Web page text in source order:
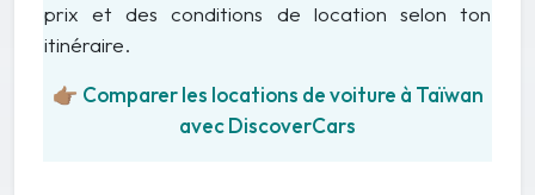
prix et des conditions de location selon ton
itinéraire.
👉🏽 Comparer les locations de voiture à Taïwan
avec DiscoverCars